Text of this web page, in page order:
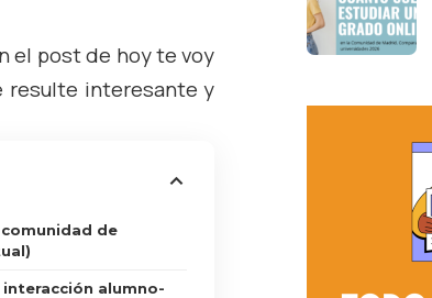
el post de hoy te voy
resulte interesante y
de
alumno-